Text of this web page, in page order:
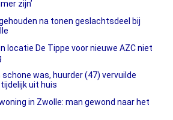
zijn’
na tonen geslachtsdeel bij
locatie De Tippe voor nieuwe AZC niet
was, huurder (47) vervuilde
uit huis
in Zwolle: man gewond naar het